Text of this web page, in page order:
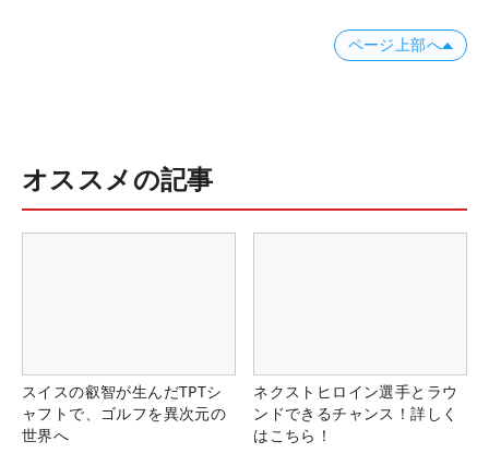
ページ上部へ
オススメの記事
スイスの叡智が生んだTPTシ
ャフトで、ゴルフを異次元の
世界へ
ネクストヒロイン選手とラウ
ンドできるチャンス！詳しく
はこちら！